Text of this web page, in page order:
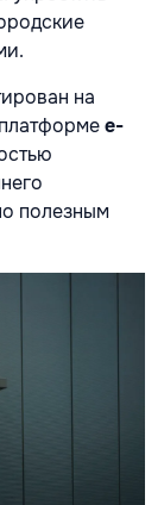
на
e-
полезным